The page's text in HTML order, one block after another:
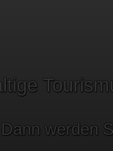
Dann werden